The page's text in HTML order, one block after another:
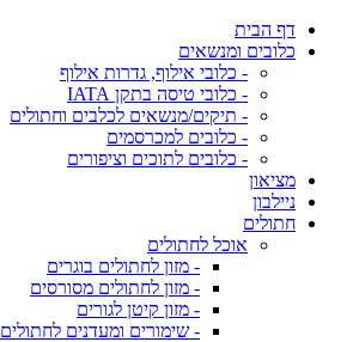
דף הבית
כלובים ומנשאים
- כלובי אילוף, גדרות אילוף
- כלובי טיסה בתקן IATA
- תיקים/מנשאים לכלבים וחתולים
- כלובים למכרסמים
- כלובים לתוכים וציפורים
מציאון
ניילבון
חתולים
אוכל לחתולים
- מזון לחתולים בוגרים
- מזון לחתולים מסורסים
- מזון קיטן לגורים
- שימורים ומעדנים לחתולים